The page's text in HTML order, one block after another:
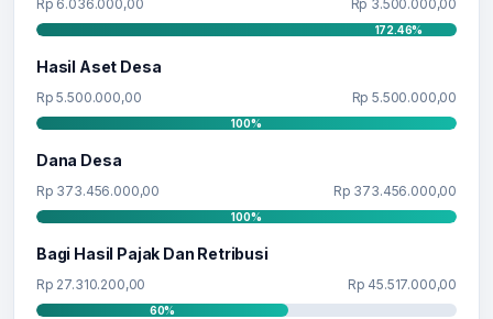
Rp 6.036.000,00 Rp 3.500.000,00
172.46%
Hasil Aset Desa
Rp 5.500.000,00 Rp 5.500.000,00
100%
Dana Desa
Rp 373.456.000,00 Rp 373.456.000,00
100%
Bagi Hasil Pajak Dan Retribusi
Rp 27.310.200,00 Rp 45.517.000,00
60%